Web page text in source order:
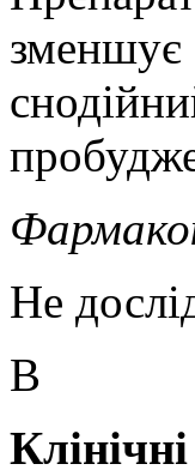
зменшує
Не
В